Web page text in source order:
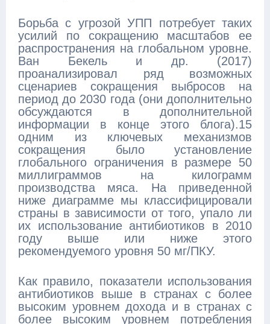
Борьба с угрозой УПП потребует таких
усилий по сокращению масштабов ее
распространения на глобальном уровне.
Ван Бекель и др. (2017)
проанализировал ряд возможных
сценариев сокращения выбросов на
период до 2030 года (они дополнительно
обсуждаются в дополнительной
информации в конце этого блога).15
одним из ключевых механизмов
сокращения было установление
глобального ограничения в размере 50
миллиграммов на килограмм
производства мяса. На приведенной
ниже диаграмме мы классифицировали
страны в зависимости от того, упало ли
их использование антибиотиков в 2010
году выше или ниже этого
рекомендуемого уровня 50 мг/ПКУ.
Как правило, показатели использования
антибиотиков выше в странах с более
высоким уровнем дохода и в странах с
более высоким уровнем потребления